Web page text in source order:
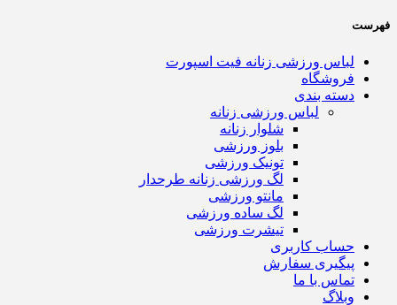
فهرست
لباس ورزشی زنانه فیت اسپورت
فروشگاه
دسته بندی
لباس ورزشی زنانه
شلوار زنانه
بلوز ورزشی
تونیک ورزشی
لگ ورزشی زنانه طرحدار
مانتو ورزشی
لگ ساده ورزشی
تیشرت ورزشی
حساب کاربری
پیگیری سفارش
تماس با ما
وبلاگ